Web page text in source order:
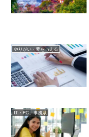
やりがい・夢を与える
IT・PC、事務系